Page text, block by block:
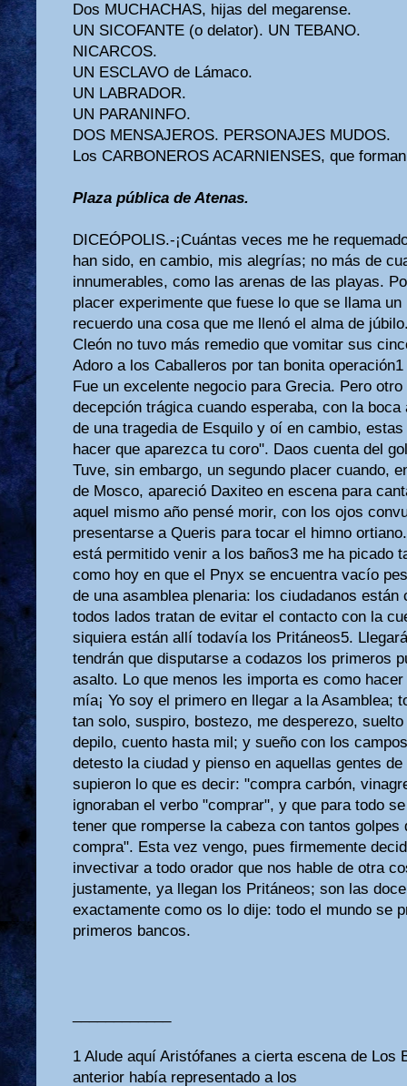
Dos MUCHACHAS, hijas del megarense.
UN SICOFANTE (o delator). UN TEBANO.
NICARCOS.
UN ESCLAVO de Lámaco.
UN LABRADOR.
UN PARANINFO.
DOS MENSAJEROS. PERSONAJES MUDOS.
Los CARBONEROS ACARNIENSES, que
Plaza pública de Atenas.
DICEÓPOLIS.-¡Cuántas veces me he
han sido, en cambio, mis alegrías; no más de
innumerables, como las arenas de las playas.
placer experimente que fuese lo que se llama un
recuerdo una cosa que me llenó el alma de
Cleón no tuvo más remedio que vomitar sus
Adoro a los Caballeros por tan bonita operación1
Fue un excelente negocio para Grecia. Pero
decepción trágica cuando esperaba, con la
de una tragedia de Esquilo y oí en cambio,
hacer que aparezca tu coro". Daos cuenta del
Tuve, sin embargo, un segundo placer cuando,
de Mosco, apareció Daxiteo en escena para
aquel mismo año pensé morir, con los ojos
presentarse a Queris para tocar el himno
está permitido venir a los baños3 me ha picado
como hoy en que el Pnyx se encuentra vacío
de una asamblea plenaria: los ciudadanos están
todos lados tratan de evitar el contacto con la
siquiera están allí todavía los Pritáneos5.
tendrán que disputarse a codazos los primeros
asalto. Lo que menos les importa es como
mía¡ Yo soy el primero en llegar a la Asamblea;
tan solo, suspiro, bostezo, me desperezo,
depilo, cuento hasta mil; y sueño con los
detesto la ciudad y pienso en aquellas gentes
supieron lo que es decir: "compra carbón,
ignoraban el verbo "comprar", y que para todo
tener que romperse la cabeza con tantos golpes
compra". Esta vez vengo, pues firmemente
invectivar a todo orador que nos hable de otra
justamente, ya llegan los Pritáneos; son las
exactamente como os lo dije: todo el mundo se
primeros bancos.
1 Alude aquí Aristófanes a cierta escena de Los
anterior había representado a los